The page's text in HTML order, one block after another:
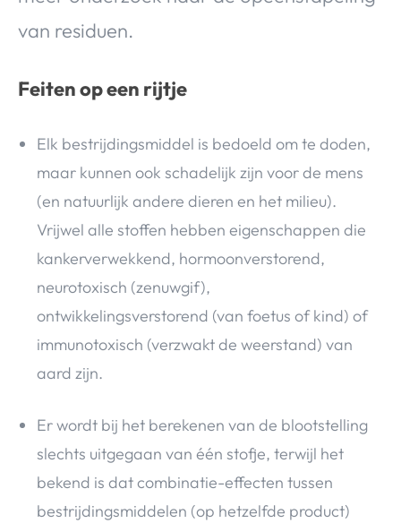
van residuen.
Feiten op een rijtje
Elk bestrijdingsmiddel is bedoeld om te doden,
maar kunnen ook schadelijk zijn voor de mens
(en natuurlijk andere dieren en het milieu).
Vrijwel alle stoffen hebben eigenschappen die
kankerverwekkend, hormoonverstorend,
neurotoxisch (zenuwgif),
ontwikkelingsverstorend (van foetus of kind) of
immunotoxisch (verzwakt de weerstand) van
aard zijn.
Er wordt bij het berekenen van de blootstelling
slechts uitgegaan van één stofje, terwijl het
bekend is dat combinatie-effecten tussen
bestrijdingsmiddelen (op hetzelfde product)